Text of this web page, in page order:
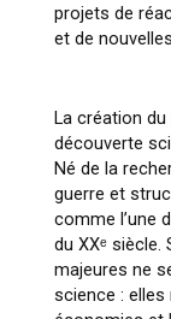
projets de
et de
La création
découverte
Né de la
guerre et
comme l’une
du XXᵉ
majeures ne
science :